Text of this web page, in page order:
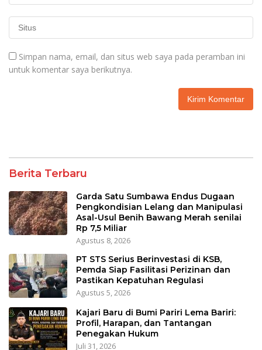
Simpan nama, email, dan situs web saya pada peramban ini
untuk komentar saya berikutnya.
Berita Terbaru
Garda Satu Sumbawa Endus Dugaan
Pengkondisian Lelang dan Manipulasi
Asal-Usul Benih Bawang Merah senilai
Rp 7,5 Miliar
Agustus 8, 2026
PT STS Serius Berinvestasi di KSB,
Pemda Siap Fasilitasi Perizinan dan
Pastikan Kepatuhan Regulasi
Agustus 5, 2026
Kajari Baru di Bumi Pariri Lema Bariri:
Profil, Harapan, dan Tantangan
Penegakan Hukum
Juli 31, 2026